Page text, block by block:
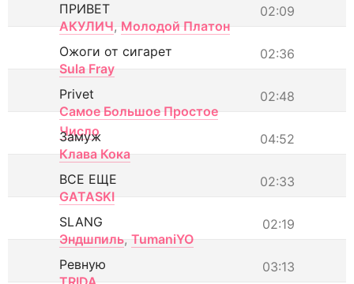
02:09
ПРИВЕТ
АКУЛИЧ, Молодой Платон
02:36
Ожоги от сигарет
Sula Fray
02:48
Privet
Самое Большое Простое
Число
04:52
Замуж
Клава Кока
02:33
ВСЕ ЕЩЕ
GATASKI
02:19
SLANG
Эндшпиль, TumaniYO
03:13
Ревную